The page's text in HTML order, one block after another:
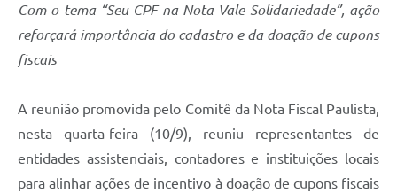
Agenda
Contato
Com o tema “Seu CPF na Nota Vale Solidariedade”, ação
reforçará importância do cadastro e da doação de cupons
fiscais
A reunião promovida pelo Comitê da Nota Fiscal Paulista,
nesta quarta-feira (10/9), reuniu representantes de
entidades assistenciais, contadores e instituições locais
para alinhar ações de incentivo à doação de cupons fiscais